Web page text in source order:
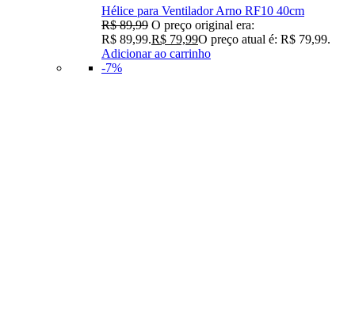
Hélice para Ventilador Arno RF10 40cm
R$89,99 O preço original era:
R$ 89,99.R$ 79,99O preço atual é: R$ 79,99.
Adicionar ao carrinho
-7%